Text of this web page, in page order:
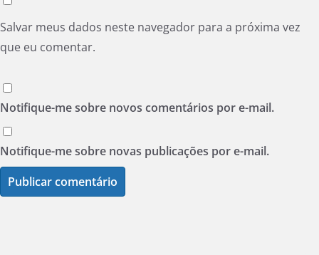
Salvar meus dados neste navegador para a próxima vez
que eu comentar.
Notifique-me sobre novos comentários por e-mail.
Notifique-me sobre novas publicações por e-mail.